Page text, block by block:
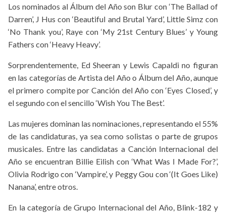
Los nominados al Álbum del Año son Blur con ‘The Ballad of
Darren’, J Hus con ‘Beautiful and Brutal Yard’, Little Simz con
‘No Thank you’, Raye con ‘My 21st Century Blues’ y Young
Fathers con ‘Heavy Heavy’.
Sorprendentemente, Ed Sheeran y Lewis Capaldi no figuran
en las categorías de Artista del Año o Álbum del Año, aunque
el primero compite por Canción del Año con ‘Eyes Closed’, y
el segundo con el sencillo ‘Wish You The Best’.
Las mujeres dominan las nominaciones, representando el 55%
de las candidaturas, ya sea como solistas o parte de grupos
musicales. Entre las candidatas a Canción Internacional del
Año se encuentran Billie Eilish con ‘What Was I Made For?’,
Olivia Rodrigo con ‘Vampire’, y Peggy Gou con ‘(It Goes Like)
Nanana’, entre otros.
En la categoría de Grupo Internacional del Año, Blink-182 y